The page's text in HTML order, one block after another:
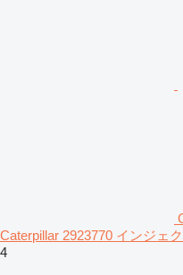
Caterpillar 2923770 インジェ
4